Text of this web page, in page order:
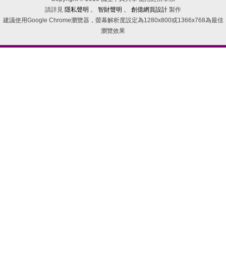
請詳見 隱私聲明 。 智財聲明 。 創億網頁設計 製作
建議使用Google Chrome瀏覽器，螢幕解析度設定為1280x800或1366x768為最佳
瀏覽效果